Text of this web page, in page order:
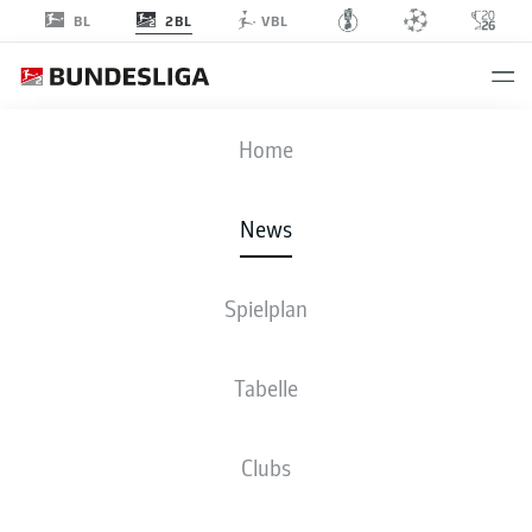
BL 2BL VBL
Home
News
Spielplan
Tabelle
Clubs
2. BUNDESLIGA: DIE ZEHN SCHÖNSTEN TORE
DER HINRUNDE 2022/23